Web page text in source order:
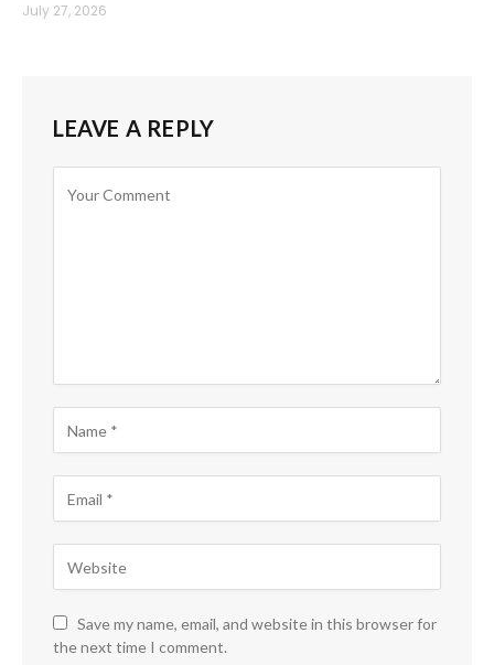
July 27, 2026
LEAVE A REPLY
Save my name, email, and website in this browser for
the next time I comment.